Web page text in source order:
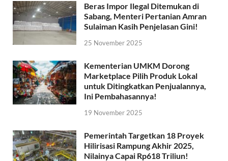
Beras Impor Ilegal Ditemukan di
Sabang, Menteri Pertanian Amran
Sulaiman Kasih Penjelasan Gini!
25 November 2025
Kementerian UMKM Dorong
Marketplace Pilih Produk Lokal
untuk Ditingkatkan Penjualannya,
Ini Pembahasannya!
19 November 2025
Pemerintah Targetkan 18 Proyek
Hilirisasi Rampung Akhir 2025,
Nilainya Capai Rp618 Triliun!